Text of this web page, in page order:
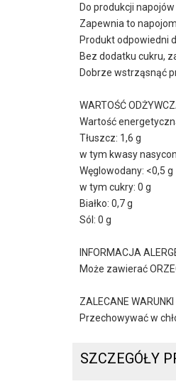
Do produkcji
Zapewnia to
Produkt odpowiedni
Bez dodatku cukru,
Dobrze wstrząsnąć
WARTOŚĆ
Wartość
Tłuszcz: 1,6 g
w tym kwasy
Węglowodany: <0,5 g
w tym cukry: 0 g
Białko: 0,7 g
Sól: 0 g
INFORMACJA
Może zawierać
ZALECANE
Przechowywać w
SZCZEGÓŁY